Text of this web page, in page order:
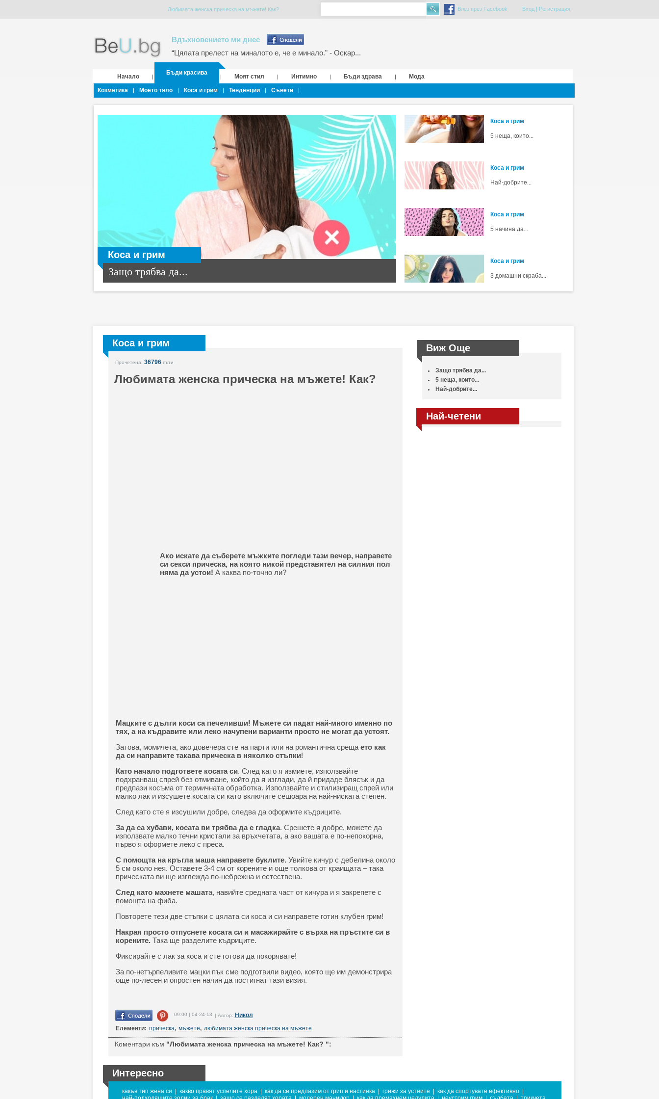
Любимата женска прическа на мъжете! Как? Влез през Facebook Вход| Регистрация
Вдъхновението ми днес
“Цялата прелест на миналото е, че е минало.” - Оскар...
Начало |
Бъди красива
| Моят стил | Интимно | Бъди здрава |
Мода
Козметика
| Моето тяло | Коса и грим | Тенденции | Съвети |
Коса и грим
Защо трябва да...
Коса и грим
5 неща, които...
Коса и грим
Най-добрите...
Коса и грим
5 начина да...
Коса и грим
3 домашни скраба...
Коса и грим
Прочетена: 36796пъти
Любимата женска прическа на мъжете! Как?
Ако искате да съберете мъжките погледи тази вечер, направете
си секси прическа, на която никой представител на силния пол
няма да устои! А каква по-точно ли?
Мацките с дълги коси са печеливши! Мъжете си падат най-много именно по
тях, а на къдравите или леко начупени варианти просто не могат да устоят.
Затова, момичета, ако довечера сте на парти или на романтична среща ето как
да си направите такава прическа в няколко стъпки!
Като начало подгответе косата си. След като я измиете, използвайте
подхранващ спрей без отмиване, който да я изглади, да й придаде блясък и да
предпази косъма от термичната обработка. Използвайте и стилизиращ спрей или
малко лак и изсушете косата си като включите сешоара на най-ниската степен.
След като сте я изсушили добре, следва да оформите къдриците.
За да са хубави, косата ви трябва да е гладка. Срешете я добре, можете да
използвате малко течни кристали за връхчетата, а ако вашата е по-непокорна,
първо я оформете леко с преса.
С помощта на кръгла маша направете буклите. Увийте кичур с дебелина около
5 см около нея. Оставете 3-4 см от корените и още толкова от краищата – така
прическата ви ще изглежда по-небрежна и естествена.
След като махнете машата, навийте средната част от кичура и я закрепете с
помощта на фиба.
Повторете тези две стъпки с цялата си коса и си направете готин клубен грим!
Накрая просто отпуснете косата си и масажирайте с върха на пръстите си в
корените.Така ще разделите къдриците.
Фиксирайте с лак за коса и сте готови да покорявате!
За по-нетърпеливите мацки пък сме подготвили видео, която ще им демонстрира
още по-лесен и опростен начин да постигнат тази визия.
09:00 | 04-24-13 | Автор: Никол
Елементи: прическа, мъжете, любимата женска прическа на мъжете
Коментари към "Любимата женска прическа на мъжете! Как? ":
Виж Още
Защо трябва да...
5 неща, които...
Най-добрите...
Най-четени
Интересно
какъв тип жена си какво правят успелите хора как да се предпазим от грип и настинка грижи за устните как да спортувате ефективно